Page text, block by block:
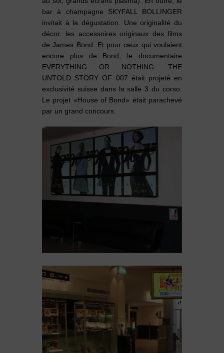
bar à champagne SKYFALL BOLLINGER
invitait à la dégustation. Une originalité du
décor: les accessoires originaux des films
de James Bond. Et pour ceux qui voulaient
encore plus de Bond, le documentaire
EVERYTHING OR NOTHING: THE
UNTOLD STORY OF 007 était projeté en
exclusivité suisse dans la salle 3 du corso.
Le projet «House of Bond» était parachevé
par un grand concours.